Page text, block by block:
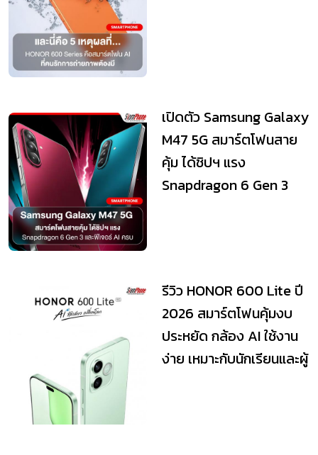
เปิดตัว Samsung Galaxy
M47 5G สมาร์ตโฟนสาย
คุ้ม ได้ชิปฯ แรง
Snapdragon 6 Gen 3
รีวิว HONOR 600 Lite ปี
2026 สมาร์ตโฟนคุ้มงบ
ประหยัด กล้อง AI ใช้งาน
ง่าย เหมาะกับนักเรียนและผู้